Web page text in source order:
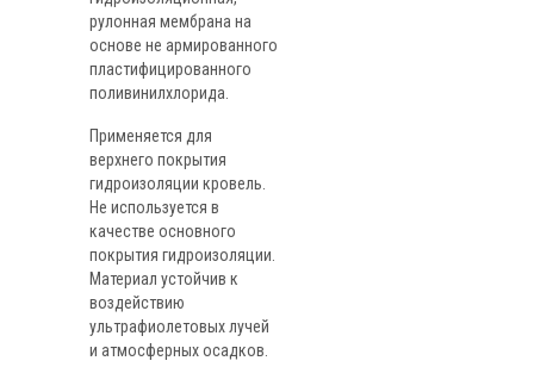
рулонная мембрана на
основе не армированного
пластифицированного
поливинилхлорида.
Применяется для
верхнего покрытия
гидроизоляции кровель.
Не используется в
качестве основного
покрытия гидроизоляции.
Материал устойчив к
воздействию
ультрафиолетовых лучей
и атмосферных осадков.